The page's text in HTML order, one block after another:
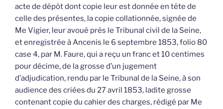
acte de dépôt dont copie leur est donnée en tête de
celle des présentes, la copie collationnée, signée de
Me Vigier, leur avoué près le Tribunal civil de la Seine,
et enregistrée à Ancenis le 6 septembre 1853, folio 80
case 4, par M. Faure, qui a reçu un franc et 10 centimes
pour décime, de la grosse d’un jugement
d’adjudication, rendu par le Tribunal de la Seine, à son
audience des criées du 27 avril 1853, ladite grosse
contenant copie du cahier des charges, rédigé par Me